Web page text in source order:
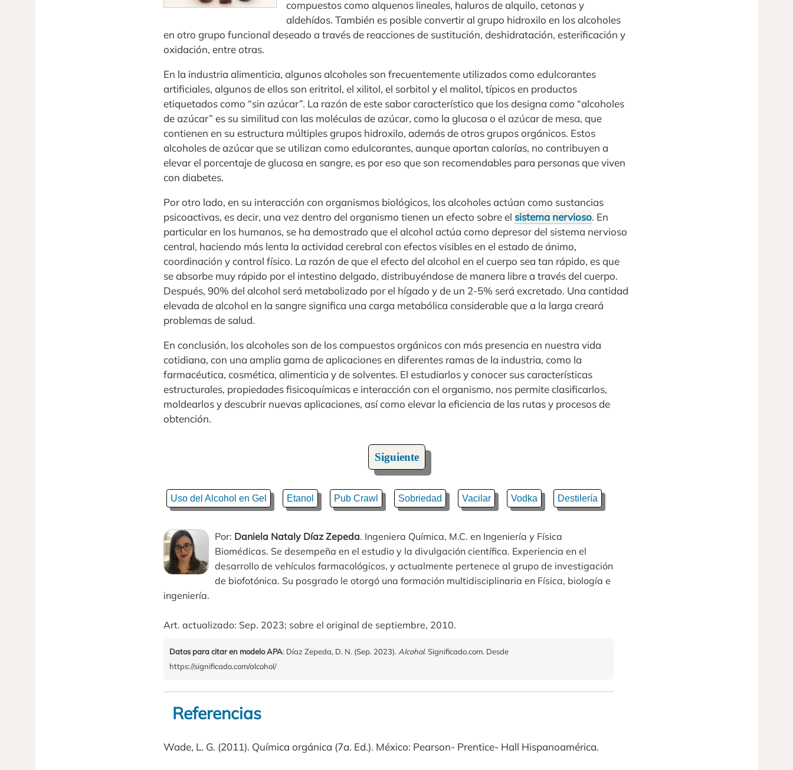
compuestos como alquenos lineales, haluros de alquilo, cetonas y
aldehídos. También es posible convertir al grupo hidroxilo en los alcoholes
en otro grupo funcional deseado a través de reacciones de sustitución, deshidratación, esterificación y
oxidación, entre otras.
En la industria alimenticia, algunos alcoholes son frecuentemente utilizados como edulcorantes
artificiales, algunos de ellos son eritritol, el xilitol, el sorbitol y el malitol, típicos en productos
etiquetados como “sin azúcar”. La razón de este sabor característico que los designa como “alcoholes
de azúcar” es su similitud con las moléculas de azúcar, como la glucosa o el azúcar de mesa, que
contienen en su estructura múltiples grupos hidroxilo, además de otros grupos orgánicos. Estos
alcoholes de azúcar que se utilizan como edulcorantes, aunque aportan calorías, no contribuyen a
elevar el porcentaje de glucosa en sangre, es por eso que son recomendables para personas que viven
con diabetes.
Por otro lado, en su interacción con organismos biológicos, los alcoholes actúan como sustancias
psicoactivas, es decir, una vez dentro del organismo tienen un efecto sobre el sistema nervioso. En
particular en los humanos, se ha demostrado que el alcohol actúa como depresor del sistema nervioso
central, haciendo más lenta la actividad cerebral con efectos visibles en el estado de ánimo,
coordinación y control físico. La razón de que el efecto del alcohol en el cuerpo sea tan rápido, es que
se absorbe muy rápido por el intestino delgado, distribuyéndose de manera libre a través del cuerpo.
Después, 90% del alcohol será metabolizado por el hígado y de un 2-5% será excretado. Una cantidad
elevada de alcohol en la sangre significa una carga metabólica considerable que a la larga creará
problemas de salud.
En conclusión, los alcoholes son de los compuestos orgánicos con más presencia en nuestra vida
cotidiana, con una amplia gama de aplicaciones en diferentes ramas de la industria, como la
farmacéutica, cosmética, alimenticia y de solventes. El estudiarlos y conocer sus características
estructurales, propiedades fisicoquímicas e interacción con el organismo, nos permite clasificarlos,
moldearlos y descubrir nuevas aplicaciones, así como elevar la eficiencia de las rutas y procesos de
obtención.
Siguiente
Uso del Alcohol en Gel Etanol Pub Crawl Sobriedad Vacilar Vodka Destilería
Por: Daniela Nataly Díaz Zepeda. Ingeniera Química, M.C. en Ingeniería y Física
Biomédicas. Se desempeña en el estudio y la divulgación científica. Experiencia en el
desarrollo de vehículos farmacológicos, y actualmente pertenece al grupo de investigación
de biofotónica. Su posgrado le otorgó una formación multidisciplinaria en Física, biología e
ingeniería.
Art. actualizado: Sep. 2023; sobre el original de septiembre, 2010.
Datos para citar en modelo APA: Díaz Zepeda, D. N. (Sep. 2023).Alcohol. Significado.com. Desde
https://significado.com/alcohol/
Referencias
Wade, L. G. (2011). Química orgánica (7a. Ed.). México: Pearson- Prentice- Hall Hispanoamérica.